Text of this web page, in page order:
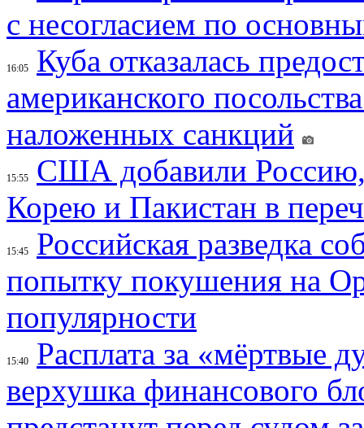
с несогласием по
16:05
Куба отказалась
американского
наложенных санкций
15:55
США добавили
Корею и Пакистан в
15:45
Российская разведка
попытку покушения на
популярности
15:40
Расплата за «мёртвые
верхушка финансового